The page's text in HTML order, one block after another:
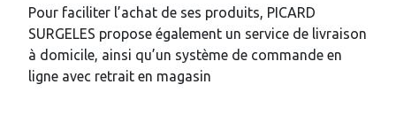
Pour faciliter l’achat de ses produits, PICARD
SURGELES propose également un service de livraison
à domicile, ainsi qu’un système de commande en
ligne avec retrait en magasin